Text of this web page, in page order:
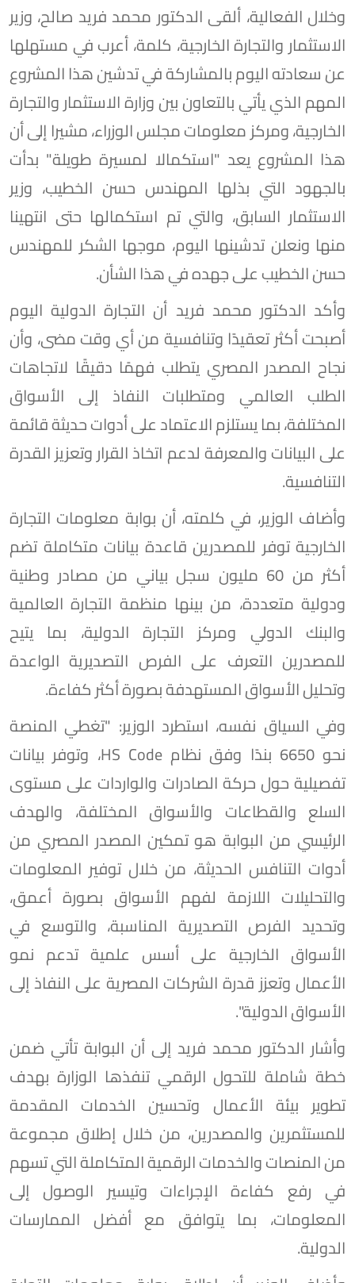
وخلال الفعالية، ألقى الدكتور محمد فريد صالح، وزير
الاستثمار والتجارة الخارجية، كلمة، أعرب في مستهلها
عن سعادته اليوم بالمشاركة في تدشين هذا المشروع
المهم الذي يأتي بالتعاون بين وزارة الاستثمار والتجارة
الخارجية، ومركز معلومات مجلس الوزراء، مشيرا إلى أن
هذا المشروع يعد "استكمالا لمسيرة طويلة" بدأت
بالجهود التي بذلها المهندس حسن الخطيب، وزير
الاستثمار السابق، والتي تم استكمالها حتى انتهينا
منها ونعلن تدشينها اليوم، موجها الشكر للمهندس
حسن الخطيب على جهده في هذا الشأن.
وأكد الدكتور محمد فريد أن التجارة الدولية اليوم
أصبحت أكثر تعقيدًا وتنافسية من أي وقت مضى، وأن
نجاح المصدر المصري يتطلب فهمًا دقيقًا لاتجاهات
الطلب العالمي ومتطلبات النفاذ إلى الأسواق
المختلفة، بما يستلزم الاعتماد على أدوات حديثة قائمة
على البيانات والمعرفة لدعم اتخاذ القرار وتعزيز القدرة
التنافسية.
وأضاف الوزير، في كلمته، أن بوابة معلومات التجارة
الخارجية توفر للمصدرين قاعدة بيانات متكاملة تضم
أكثر من 60 مليون سجل بياني من مصادر وطنية
ودولية متعددة، من بينها منظمة التجارة العالمية
والبنك الدولي ومركز التجارة الدولية، بما يتيح
للمصدرين التعرف على الفرص التصديرية الواعدة
وتحليل الأسواق المستهدفة بصورة أكثر كفاءة.
وفي السياق نفسه، استطرد الوزير: "تغطي المنصة
نحو 6650 بندًا وفق نظام HS Code، وتوفر بيانات
تفصيلية حول حركة الصادرات والواردات على مستوى
السلع والقطاعات والأسواق المختلفة، والهدف
الرئيسي من البوابة هو تمكين المصدر المصري من
أدوات التنافس الحديثة، من خلال توفير المعلومات
والتحليلات اللازمة لفهم الأسواق بصورة أعمق،
وتحديد الفرص التصديرية المناسبة، والتوسع في
الأسواق الخارجية على أسس علمية تدعم نمو
الأعمال وتعزز قدرة الشركات المصرية على النفاذ إلى
الأسواق الدولية".
وأشار الدكتور محمد فريد إلى أن البوابة تأتي ضمن
خطة شاملة للتحول الرقمي تنفذها الوزارة بهدف
تطوير بيئة الأعمال وتحسين الخدمات المقدمة
للمستثمرين والمصدرين، من خلال إطلاق مجموعة
من المنصات والخدمات الرقمية المتكاملة التي تسهم
في رفع كفاءة الإجراءات وتيسير الوصول إلى
المعلومات، بما يتوافق مع أفضل الممارسات
الدولية.